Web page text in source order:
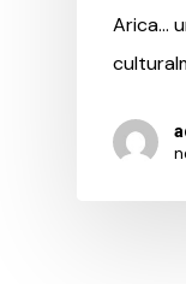
Arica…